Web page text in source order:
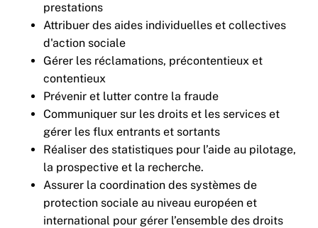
prestations
Attribuer des aides individuelles et collectives
d'action sociale
Gérer les réclamations, précontentieux et
contentieux
Prévenir et lutter contre la fraude
Communiquer sur les droits et les services et
gérer les flux entrants et sortants
Réaliser des statistiques pour l’aide au pilotage,
la prospective et la recherche.
Assurer la coordination des systèmes de
protection sociale au niveau européen et
international pour gérer l’ensemble des droits